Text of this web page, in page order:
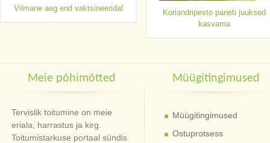
Viimane aeg end vaktsineerida!
Koriandripesto paneb juuksed
kasvama
Meie põhimõtted
Tervislik toitumine on meie
eriala, harrastus ja kirg.
Toitumistarkuse portaal sündis
Müügitingimused
Müügitingimused
Ostuprotsess